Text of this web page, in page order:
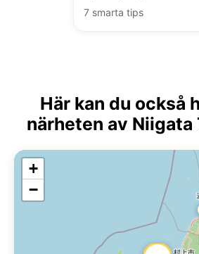
7 smarta tips
Här kan du också
närheten av Niigata
+
−